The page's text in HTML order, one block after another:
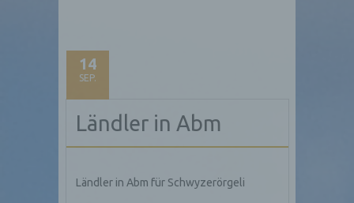
14
SEP.
Ländler in Abm
Ländler in Abm für Schwyzerörgeli